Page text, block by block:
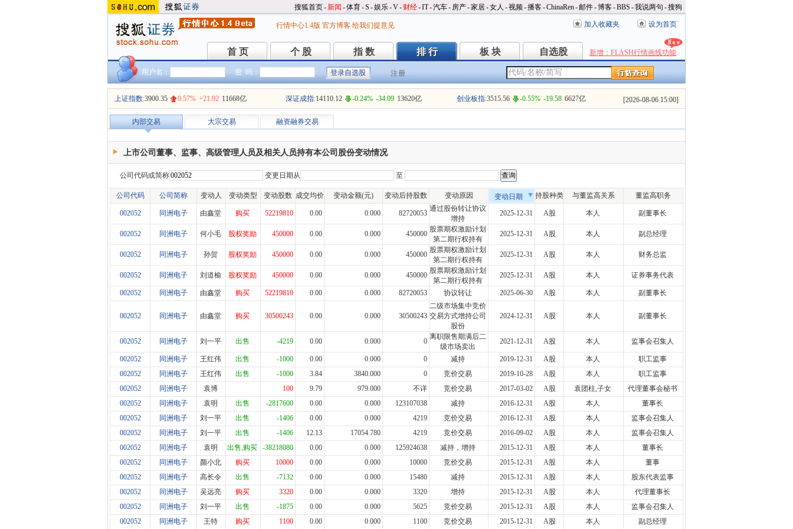
搜狐首页-新闻 -体育-S -娱乐-V- 财经-IT-汽车- 房产-家居-女人 -视频-播客-ChinaRen-邮件-博客-BBS -我说两句 -搜狗
行情中心1.4版 官方博客 给我们提意见 加入收藏夹 设为首页
首 页
首 页 个 股
个 股 指 数
指 数 排 行
排 行 板 块
板 块 自选股
自选股 新增：FLASH行情画线功能
用户名： 密 码： 注册
上证指数:3900.35 0.57% +21.92 11668亿 深证成指:14110.12 -0.24% -34.09 13620亿 创业板指:3515.56 -0.55% -19.58 6627亿 [2026-08-06 15:00]
内部交易 大宗交易 融资融券交易
上市公司董事、监事、高级管理人员及相关人员持有本公司股份变动情况
公司代码或简称 变更日期从 至
公司代码 公司简称 变动人 变动类型 变动股数 成交均价 变动金额(元) 变动后持股数 变动原因 变动日期 持股种类 与董监高关系 董监高职务
002052 同洲电子 由鑫堂 购买 52219810 0.00 0.000 82720053
通过股份转让协议
增持
2025-12-31 A股 本人 副董事长
002052 同洲电子 何小毛 股权奖励 450000 0.00 0.000 450000
股票期权激励计划
第二期行权持有
2025-12-31 A股 本人 副总经理
002052 同洲电子 孙贺 股权奖励 450000 0.00 0.000 450000
股票期权激励计划
第二期行权持有
2025-12-31 A股 本人 财务总监
002052 同洲电子 刘道榆 股权奖励 450000 0.00 0.000 450000
股票期权激励计划
第二期行权持有
2025-12-31 A股 本人 证券事务代表
002052 同洲电子 由鑫堂 购买 52219810 0.00 0.000 82720053 协议转让 2025-06-30 A股 本人 副董事长
002052 同洲电子 由鑫堂 购买 30500243 0.00 0.000 30500243
二级市场集中竞价
交易方式增持公司
股份
2024-12-31 A股 本人 副董事长
002052 同洲电子 刘一平 出售 -4219 0.00 0.000 0
离职限售期满后二
级市场卖出
2021-12-31 A股 本人 监事会召集人
002052 同洲电子 王红伟 出售 -1000 0.00 0.000 0 减持 2019-12-31 A股 本人
职工监事
002052
同洲电子 王红伟 出售 -1000 3.84 3840.000 0 竞价交易 2019-10-28 A股 本人
职工监事
002052
同洲电子 袁博 100 9.79 979.000 不详 竞价交易 2017-03-02 A股 袁团柱,子女
代理董事会秘书
002052
同洲电子 袁明 出售 -2817600 0.00 0.000 123107038 减持 2016-12-31 A股 本人
董事长
002052
同洲电子 刘一平 出售 -1406 0.00 0.000 4219 竞价交易 2016-12-31 A股 本人
监事会召集人
002052
同洲电子 刘一平 出售 -1406 12.13 17054.780 4219 竞价交易 2016-09-02 A股 本人
监事会召集人
002052
同洲电子 袁明 出售,购买 -38218080 0.00 0.000 125924638 减持，增持 2015-12-31 A股 本人
董事长
002052
同洲电子 颜小北 购买 10000 0.00 0.000 10000 竞价交易 2015-12-31 A股 本人
董事
002052
同洲电子 高长令 出售 -7132 0.00 0.000 15480 减持 2015-12-31 A股 本人
股东代表监事
002052
同洲电子 吴远亮 购买 3320 0.00 0.000 3320 增持 2015-12-31 A股 本人
代理董事长
002052
同洲电子 刘一平 出售 -1875 0.00 0.000 5625 竞价交易 2015-12-31 A股 本人
监事会召集人
002052
同洲电子 王特 购买 1100 0.00 0.000 1100 竞价交易 2015-12-31 A股 本人 副总经理